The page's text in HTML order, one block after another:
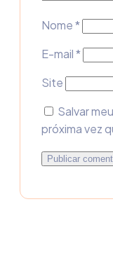
Nome*
E-mail*
Site
Salvar
próxima vez